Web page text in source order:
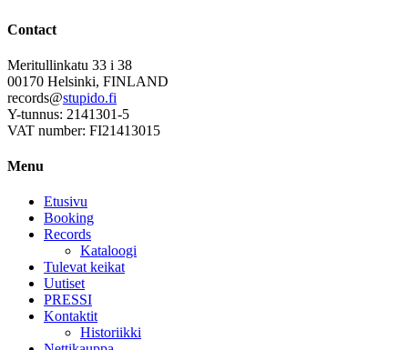
Contact
Meritullinkatu 33 i 38
00170 Helsinki, FINLAND
records@stupido.fi
Y-tunnus: 2141301-5
VAT number: FI21413015
Menu
Etusivu
Booking
Records
Kataloogi
Tulevat keikat
Uutiset
PRESSI
Kontaktit
Historiikki